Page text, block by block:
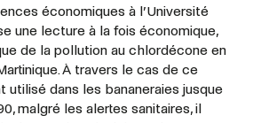
économiques à l’Université
une lecture à la fois économique,
de la pollution au chlordécone en
À travers le cas de ce
utilisé dans les bananeraies jusque
malgré les alertes sanitaires, il